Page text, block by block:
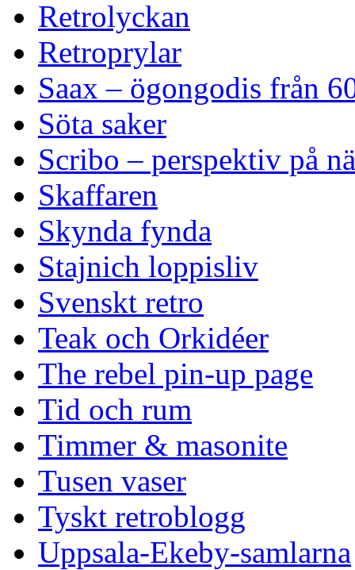
Retrolyckan
Retroprylar
Saax – ögongodis från
Söta saker
Scribo – perspektiv på
Skaffaren
Skynda fynda
Stajnich loppisliv
Svenskt retro
Teak och Orkidéer
The rebel pin-up page
Tid och rum
Timmer & masonite
Tusen vaser
Tyskt retroblogg
Uppsala-Ekeby-samlarna